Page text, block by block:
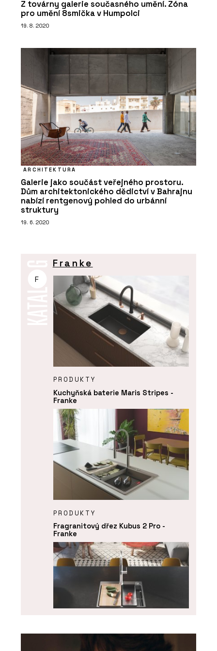
Z továrny galerie současného umění. Zóna
pro umění 8smička v Humpolci
19. 8. 2020
ARCHITEKTURA
Galerie jako součást veřejného prostoru.
Dům architektonického dědictví v Bahrajnu
nabízí rentgenový pohled do urbánní
struktury
19. 6. 2020
F
Franke
PRODUKTY
Kuchyňská baterie Maris Stripes -
Franke
PRODUKTY
Fragranitový dřez Kubus 2 Pro -
Franke
PRODUKTY